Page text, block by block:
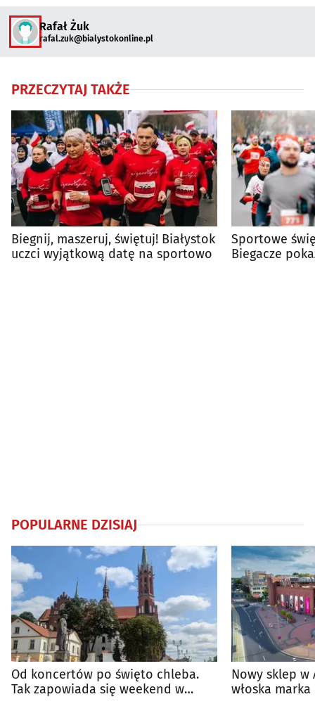
Rafał Żuk
rafal.zuk@bialystokonline.pl
PRZECZYTAJ TAKŻE
Biegnij, maszeruj, świętuj! Białystok
uczci wyjątkową datę na sportowo
Sportowe
Biegacze
POPULARNE DZISIAJ
Od koncertów po święto chleba.
Tak zapowiada się weekend w
Nowy sklep w
włoska